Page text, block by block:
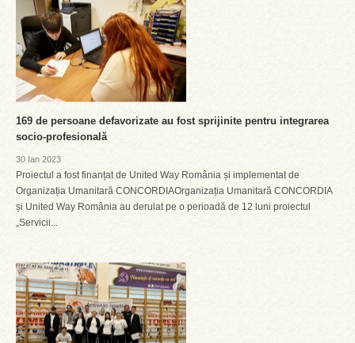
169 de persoane defavorizate au fost sprijinite pentru integrarea
socio-profesională
30 Ian 2023
Proiectul a fost finanțat de United Way România și implementat de
Organizația Umanitară CONCORDIAOrganizația Umanitară CONCORDIA
și United Way România au derulat pe o perioadă de 12 luni proiectul
„Servicii...